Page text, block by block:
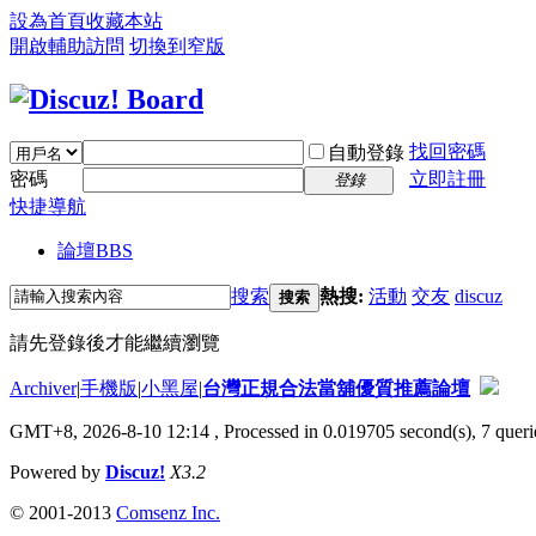
設為首頁收藏本站
開啟輔助訪問 切換到窄版
自動登錄 找回密碼
密碼
登錄
立即註冊
快捷導航
論壇BBS
搜索 搜索 熱搜: 活動 交友 discuz
請先登錄後才能繼續瀏覽
Archiver|手機版|小黑屋|台灣正規合法當舖優質推薦論壇
GMT+8, 2026-8-10 12:14 , Processed in 0.019705 second(s), 7
Powered by Discuz! X3.2
© 2001-2013 Comsenz Inc.